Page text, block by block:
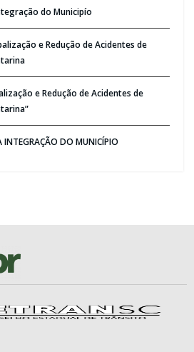
do Municipío
e Redução de Acidentes de
e Redução de Acidentes de
INTEGRAÇÃO DO MUNICÍPIO